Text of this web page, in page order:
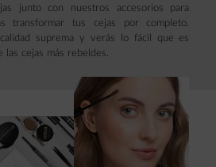
junto con nuestros accesorios para
transformar tus cejas por completo.
calidad suprema y verás lo fácil que es
las cejas más rebeldes.